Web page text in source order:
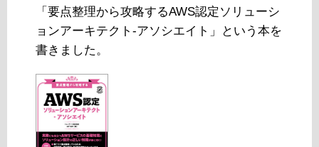
「要点整理から攻略するAWS認定ソリューシ
ョンアーキテクト-アソシエイト」という本を
書きました。